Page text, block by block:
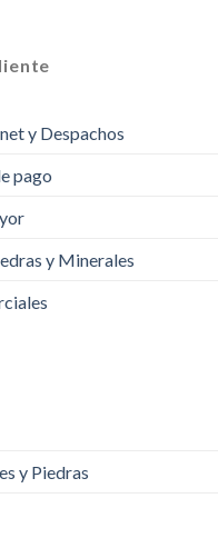
y Despachos
pago
y Minerales
y Piedras